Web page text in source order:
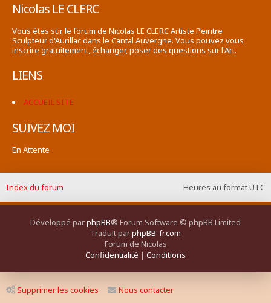
Nicolas LE CLERC
Vous êtes sur le forum de Nicolas LE CLERC Artiste Peintre
Sculpteur d'Aurillac dans le Cantal Auvergne. Vous pouvez vous
inscrire gratuitement, échanger, poser des questions sur l'Art.
LIENS
ACCUEIL SITE
SUIVEZ MOI
En Attente
Heures au formatUTC
Index du forum
Développé parphpBB® Forum Software © phpBB Limited
Traduit parphpBB-fr.com
Forum de Nicolas
Confidentialité | Conditions
Supprimer les cookies Nous contacter